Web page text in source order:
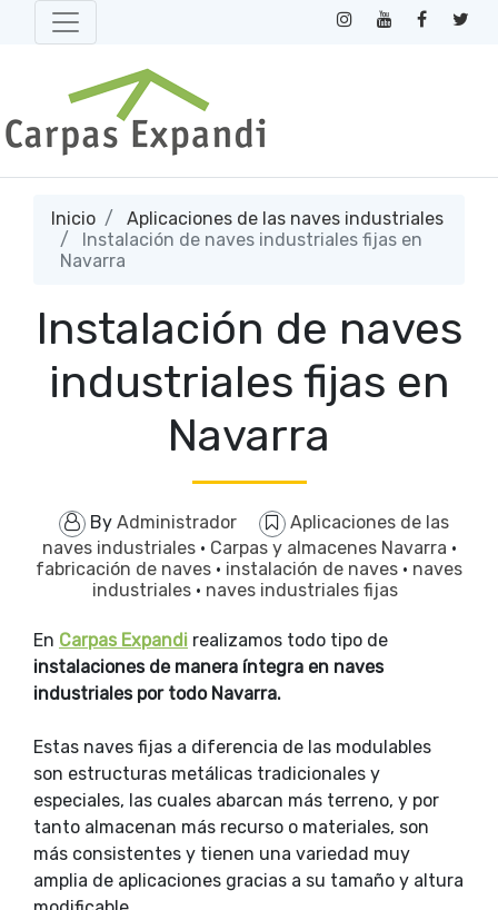
Inicio
Aplicaciones de las naves industriales
Instalación de naves industriales fijas en
Navarra
Instalación de naves
industriales fijas en
Navarra
By Administrador
Aplicaciones de las
naves industriales · Carpas y almacenes Navarra ·
fabricación de naves · instalación de naves · naves
industriales · naves industriales fijas
En Carpas Expandi realizamos todo tipo de
instalaciones de manera íntegra en naves
industriales por todo Navarra.
Estas naves fijas a diferencia de las modulables
son estructuras metálicas tradicionales y
especiales, las cuales abarcan más terreno, y por
tanto almacenan más recurso o materiales, son
más consistentes y tienen una variedad muy
amplia de aplicaciones gracias a su tamaño y altura